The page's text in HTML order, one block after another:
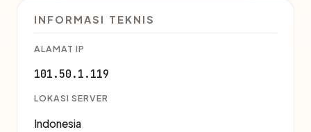
INFORMASI TEKNIS
ALAMAT IP
101.50.1.119
LOKASI SERVER
Indonesia